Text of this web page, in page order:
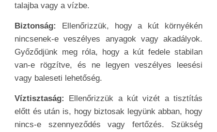
talajba vagy a vízbe.
Biztonság:
Ellenőrizzük, hogy a kút környékén
nincsenek-e veszélyes anyagok vagy akadályok.
Győződjünk meg róla, hogy a kút fedele stabilan
van-e rögzítve, és ne legyen veszélyes leesési
vagy baleseti lehetőség.
Víztisztaság:
Ellenőrizzük a kút vizét a tisztítás
előtt és után is, hogy biztosak legyünk abban, hogy
nincs-e szennyeződés vagy fertőzés. Szükség